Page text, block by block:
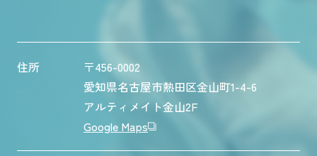
住所
〒456-0002
愛知県名古屋市熱田区金山町1-4-6
アルティメイト金山2F
Google Maps